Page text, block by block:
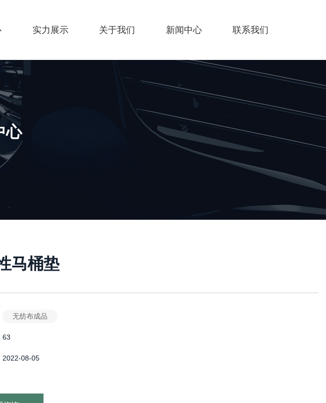
实力展示 关于我们 新闻中心 联系我们
心
马桶垫
无纺布成品
63
2022-08-05